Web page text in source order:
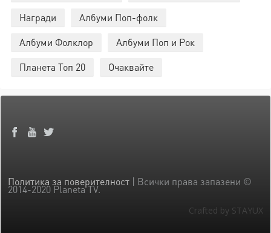
Награди
Албуми Поп-фолк
Албуми Фолклор
Албуми Поп и Рок
Планета Топ 20
Очаквайте
Политика за поверителност | Всички права запазени ©
2014-2020 Planeta TV.
Crafted by STAYUX